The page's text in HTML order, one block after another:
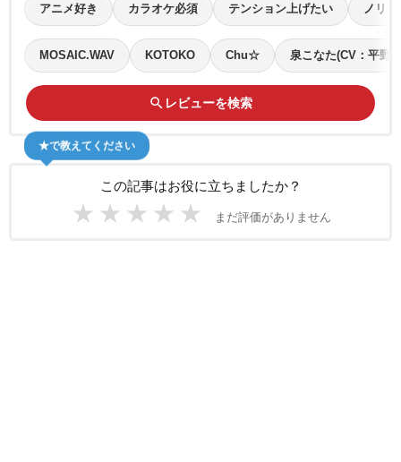
アニメ好き カラオケ必須 テンション上げたい ノリ
MOSAIC.WAV KOTOKO Chu☆ 泉こなた(CV：平野
search レビューを検索
この記事はお役に立ちましたか？
★ ★ ★ ★ ★ まだ評価がありません
★で教えてください